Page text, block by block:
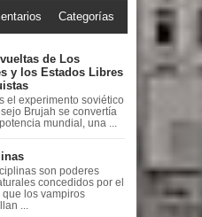
Categorías
de Los
y los Estados Libres
el experimento soviético
Brujah se convertía
mundial, una ...
son poderes
concedidos por el
que los vampiros
...